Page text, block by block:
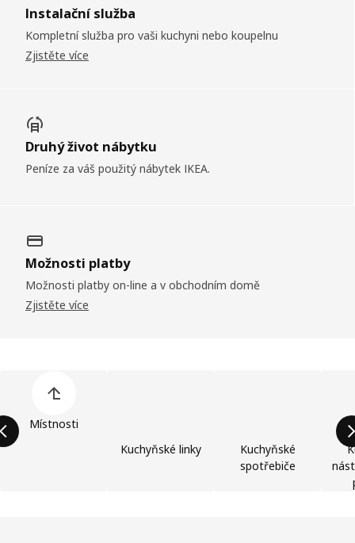
Instalační služba
Kompletní služba pro vaši kuchyni nebo koupelnu
Zjistěte více
Druhý život nábytku
Peníze za váš použitý nábytek IKEA.
Možnosti platby
Možnosti platby on-line a v obchodním domě
Zjistěte více
Místnosti
Kuchyňské linky
Kuchyňské
spotřebiče